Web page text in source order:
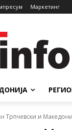
Маркетинг
Трпчевски и